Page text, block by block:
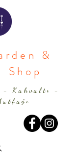
&
Shop
- Kahvaltı -